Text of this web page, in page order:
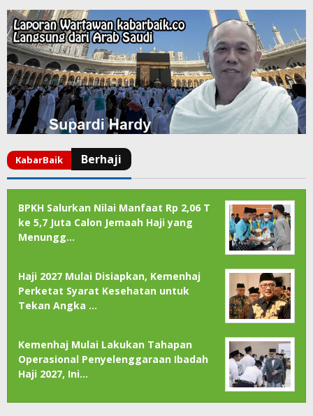
BPKH Salurkan Nilai Manfaat Rp 2,06 T
ke 5,7 Juta Calon Jemaah Haji yang
Menungg…
Haji 2027 Mulai Disiapkan, Kemenhaj
Perketat Syarat Kesehatan untuk
Tekan Angka …
Kemenhaj Mulai Lakukan Tahapan
Operasional Penyelenggaraan Ibadah
Haji 2027, Ini…